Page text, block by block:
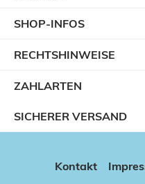
SHOP-INFOS
RECHTSHINWEISE
ZAHLARTEN
SICHERER VERSAND
Kontakt